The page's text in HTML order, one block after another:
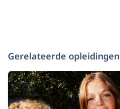
Gerelateerde opleidingen